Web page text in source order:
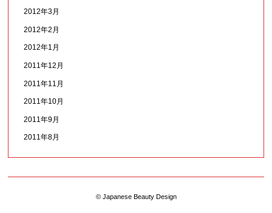
2012年3月
2012年2月
2012年1月
2011年12月
2011年11月
2011年10月
2011年9月
2011年8月
© Japanese Beauty Design